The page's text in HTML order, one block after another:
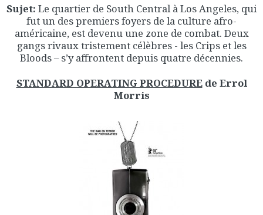
Sujet: Le quartier de South Central à Los Angeles, qui
fut un des premiers foyers de la culture afro-
américaine, est devenu une zone de combat. Deux
gangs rivaux tristement célèbres - les Crips et les
Bloods – s’y affrontent depuis quatre décennies.
STANDARD OPERATING PROCEDUREde Errol
Morris